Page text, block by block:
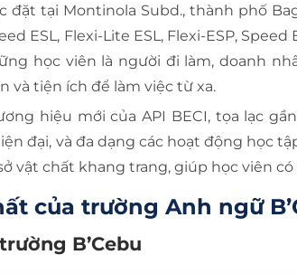
đặt tại Montinola Subd., thành phố
ESL, Flexi-Lite ESL, Flexi-ESP, Speed
học viên là người đi làm, doanh
và tiện ích để làm việc từ xa.
hiệu mới của API BECI, tọa lạc
đại, và đa dạng các hoạt động học
vật chất khang trang, giúp học viên
của trường Anh ngữ
B’Cebu